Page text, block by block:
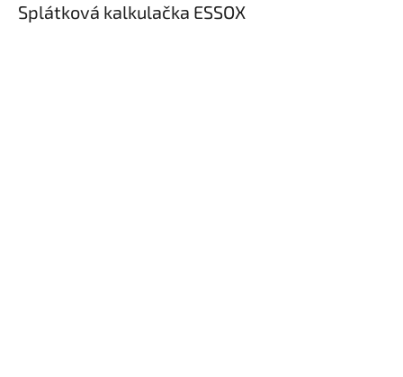
Splátková kalkulačka ESSOX